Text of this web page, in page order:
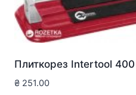
Плиткорез Intertool
₴ 251.00